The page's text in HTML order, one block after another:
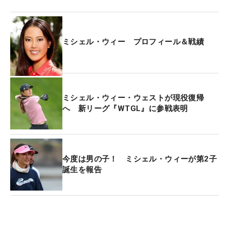
エラCCで開催される「全米女子オープン」（6月4
日開幕）への参戦を決めたからだ。
23年のペブルビーチGLでの全米女子オープンを最後
にツアー競技から引退したウィーは現在36歳。夫の
ジョニー・ウエスト氏との間に24年には第2子が誕
生している。
「全米女子オープンまでに、きょうプレーができて
本当に良かった。どれだけ練習をしても、どれだけ
大金がかかっていても、トーナメントの初日の経験
に勝るものなんてなにもない」と久しぶりの競技に
百戦錬磨のウィーでもガチガチだった。そのウィー
を支えたのはキャディを務めたウエスト氏。
ミシェル・ウィー プロフィール＆戦績
ミシェル・ウィー・ウェストが現役復帰
へ 新リーグ『WTGL』に参戦表明
今度は男の子！ ミシェル・ウィーが第2子
誕生を報告